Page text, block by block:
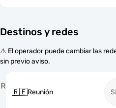
Destinos y redes
⚠️ El operador puede cambiar las
sin previo aviso.
R
🇷🇪Reunión